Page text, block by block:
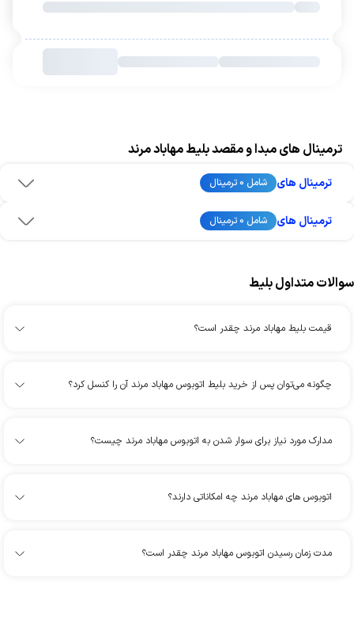
ترمینال های مبدا و مقصد بلیط مهاباد مرند
ترمینال های شامل 0 ترمینال
ترمینال های شامل 0 ترمینال
سوالات متداول بلیط
قیمت بلیط مهاباد مرند چقدر است؟
چگونه می‌توان پس از خرید بلیط اتوبوس مهاباد مرند آن را کنسل کرد؟
مدارک مورد نیاز برای سوار شدن به اتوبوس مهاباد مرند چیست؟
اتوبوس های مهاباد مرند چه امکاناتی دارند؟
مدت زمان رسیدن اتوبوس مهاباد مرند چقدر است؟